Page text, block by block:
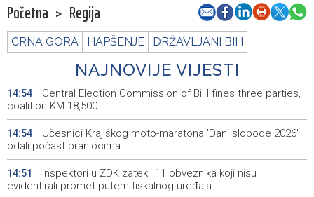
Početna > Regija
CRNA GORA HAPŠENJE DRŽAVLJANI BIH
NAJNOVIJE VIJESTI
14:54
Central Election Commission of BiH fines three parties,
coalition KM 18,500
14:54
Učesnici Krajiškog moto-maratona 'Dani slobode 2026'
odali počast braniocima
14:51
Inspektori u ZDK zatekli 11 obveznika koji nisu
evidentirali promet putem fiskalnog uređaja